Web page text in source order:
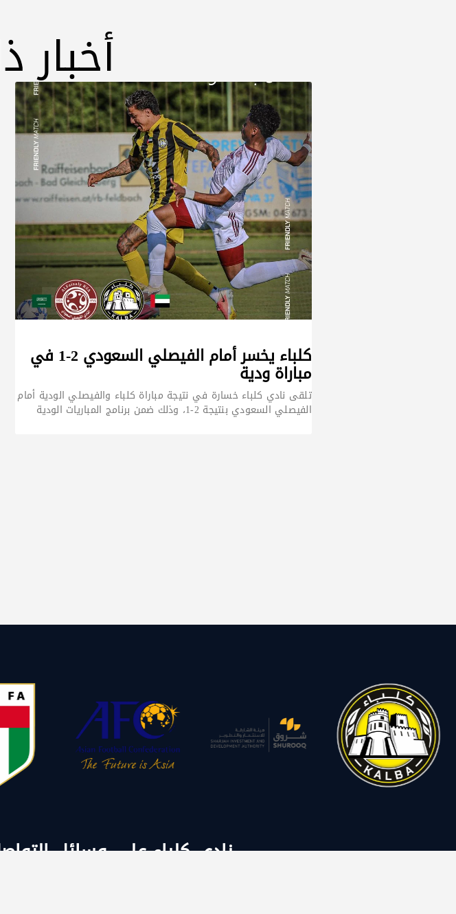
كلباء يخسر أمام الفيصلي السعودي 2-1 في
مباراة ودية
تلقى نادي كلباء خسارة في نتيجة مباراة كلباء والفيصلي الودية أمام
الفيصلي السعودي بنتيجة 2-1، وذلك ضمن برنامج المباريات الودية
نادي كلباء على وسائل